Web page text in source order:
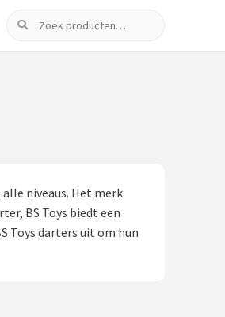
Zoeken
niveaus. Het merk
BS Toys biedt een
Toys darters uit om hun